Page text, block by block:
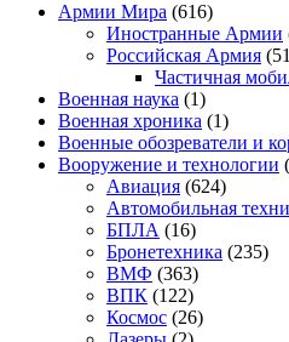
Армии Мира (616)
Иностранные Армии
Российская Армия
Частичная
Военная наука (1)
Военная хроника (1)
Военные обозреватели и
Вооружение и технологии
Авиация (624)
Автомобильная
БПЛА (16)
Бронетехника (235)
ВМФ (363)
ВПК (122)
Космос (26)